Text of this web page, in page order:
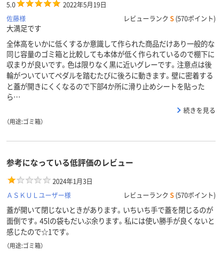
5.0
2022年5月19日
佐藤様
レビューランク S (570ポイント)
大満足です
全体高をいかに低くするか意識して作られた商品だけあり一般的な
同じ容量のゴミ箱と比較しても本体が低く作られているので棚下に
収まりが良いです。色は限りなく黒に近いグレーです。注意点は後
輪がついていてペダルを踏むたびに後ろに動きます。壁に密着する
と蓋が開きにくくなるので下部4か所に滑り止めシートを貼った
ら…
続きを見る
（用途:ゴミ箱）
参考になっている低評価のレビュー
2024年1月3日
ＡＳＫＵＬユーザー様
レビューランク S (570ポイント)
蓋が開いて閉じないときがあります。いちいち手で蓋を閉じるのが
面倒です。45lの袋もだいぶ余ります。私には使い勝手が良くないと
感じたので☆1です。
（用途:ゴミ箱）